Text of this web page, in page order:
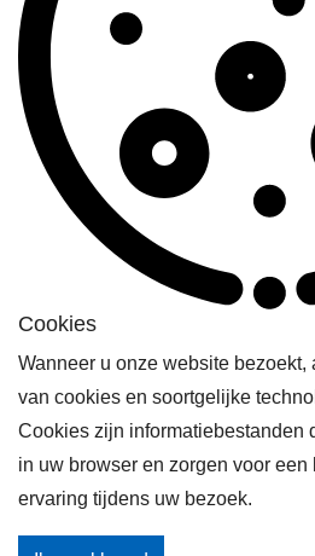
millenniumdoelstellingen
capaciteitsopbouw
cultuurobjecten
onroerend erfgoed
mens- en biosfeer
tentoonstelling
filosofie
verdragen en conventies
Cookies
Wanneer u onze website bezoekt,
van cookies en soortgelijke
Cookies zijn informatiebestanden
in uw browser en zorgen voor
ervaring tijdens uw bezoek.